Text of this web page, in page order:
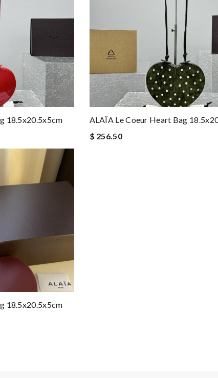
18.5x20.5x5cm
ALAÏA Le Coeur Heart Bag
$ 256.50
18.5x20.5x5cm